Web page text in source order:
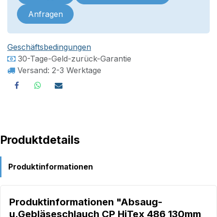
Anfragen
Geschäftsbedingungen
30-Tage-Geld-zurück-Garantie
Versand: 2-3 Werktage
Produktdetails
Produktinformationen
Produktinformationen "Absaug-
u.Gebläseschlauch CP HiTex 486 130mm